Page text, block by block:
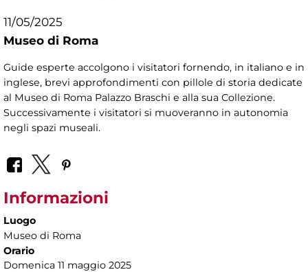
11/05/2025
Museo di Roma
Guide esperte accolgono i visitatori fornendo, in italiano e in
inglese, brevi approfondimenti con pillole di storia dedicate
al Museo di Roma Palazzo Braschi e alla sua Collezione.
Successivamente i visitatori si muoveranno in autonomia
negli spazi museali.
Informazioni
Luogo
Museo di Roma
Orario
Domenica 11 maggio 2025